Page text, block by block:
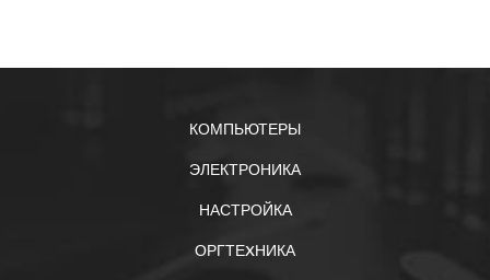
КОМПЬЮТЕРЫ
ЭЛЕКТРОНИКА
НАСТРОЙКА
ОРГТЕXНИКА